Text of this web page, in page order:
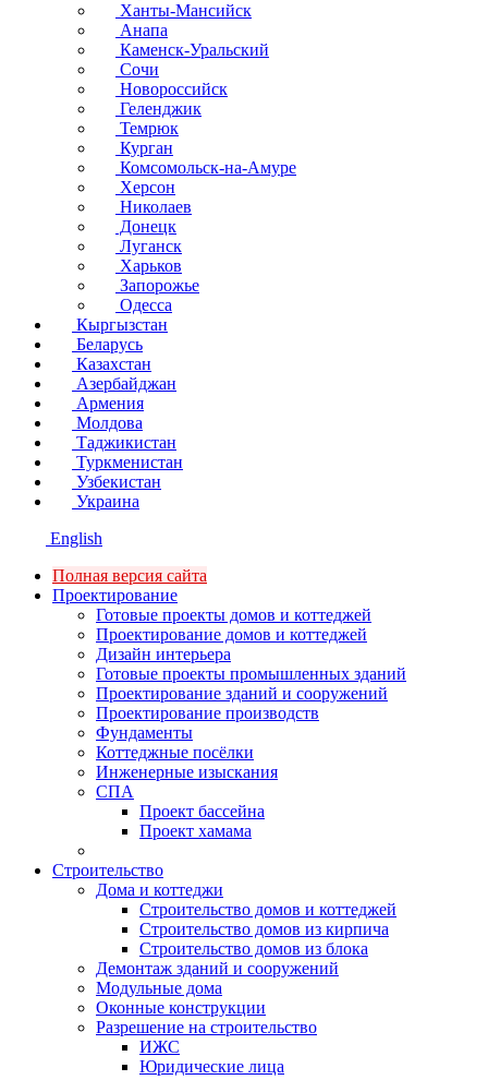
Ханты-Мансийск
Анапа
Каменск-Уральский
Сочи
Новороссийск
Геленджик
Темрюк
Курган
Комсомольск-на-Амуре
Херсон
Николаев
Донецк
Луганск
Харьков
Запорожье
Одесса
Кыргызстан
Беларусь
Казахстан
Азербайджан
Армения
Молдова
Таджикистан
Туркменистан
Узбекистан
Украина
English
Полная версия сайта
Проектирование
Готовые проекты домов и коттеджей
Проектирование домов и коттеджей
Дизайн интерьера
Готовые проекты промышленных зданий
Проектирование зданий и сооружений
Проектирование производств
Фундаменты
Коттеджные посёлки
Инженерные изыскания
СПА
Проект бассейна
Проект хамама
Строительство
Дома и коттеджи
Строительство домов и коттеджей
Строительство домов из кирпича
Строительство домов из блока
Демонтаж зданий и сооружений
Модульные дома
Оконные конструкции
Разрешение на строительство
ИЖС
Юридические лица